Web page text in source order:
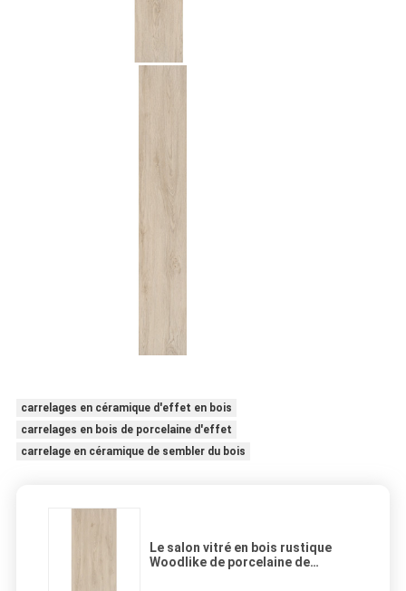
carrelages en céramique d'effet en bois
carrelages en bois de porcelaine d'effet
carrelage en céramique de sembler du bois
Le salon vitré en bois rustique
Woodlike de porcelaine de